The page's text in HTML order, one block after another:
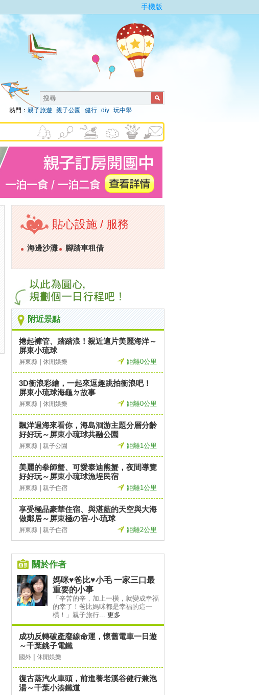
手機版
熱門： 親子旅遊 親子公園 健行 diy 玩中學
貼心設施 / 服務
海邊沙灘 腳踏車租借
附近景點
捲起褲管、踏踏浪！親近這片美麗海洋～
屏東小琉球
屏東縣 休閒娛樂 距離0公里
3D衝浪彩繪，一起來逗趣跳拍衝浪吧！
屏東小琉球海龜ㄉ故事
屏東縣 休閒娛樂 距離0公里
飄洋過海來看你，海島洄游主題分層分齡
好好玩～屏東小琉球共融公園
屏東縣 親子公園 距離1公里
美麗的拳師蟹、可愛泰迪熊蟹，夜間導覽
好好玩～屏東小琉球漁埕民宿
屏東縣 親子住宿 距離1公里
享受極品豪華住宿、與湛藍的天空與大海
做鄰居～屏東極の宿-小‧琉球
屏東縣 親子住宿 距離2公里
關於作者
媽咪♥爸比♥小毛 一家三口最
重要的小事
「辛苦的辛，加上一橫，就變成幸福
的幸了！爸比媽咪都是幸福的這一
橫！」親子旅行... 更多
成功反轉破產廢線命運，懷舊電車一日遊
～千葉銚子電鐵
國外 休閒娛樂
復古蒸汽火車頭，前進養老溪谷健行兼泡
湯～千葉小湊鐵道